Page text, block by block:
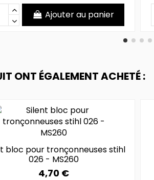
Ajouter au panier
ONT ÉGALEMENT ACHETÉ :
bloc pour tronçonneuses stihl
026 - MS260
4,70 €